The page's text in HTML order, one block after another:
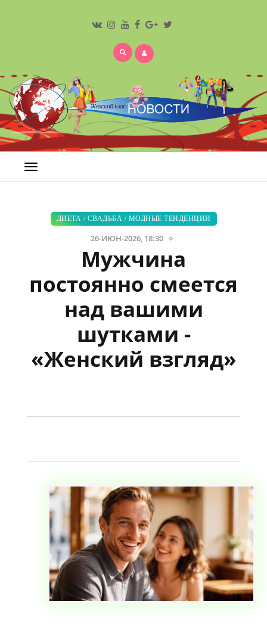
Открыть
меню
ДИЕТА / СВАДЬБА / МОДНЫЕ ТЕНДЕНЦИИ
26-ИЮН-2026, 18:30
Мужчина
постоянно смеется
над вашими
шутками -
«Женский взгляд»